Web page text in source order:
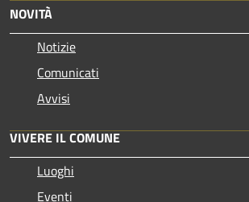
NOVITÀ
Notizie
Comunicati
Avvisi
VIVERE IL COMUNE
Luoghi
Eventi